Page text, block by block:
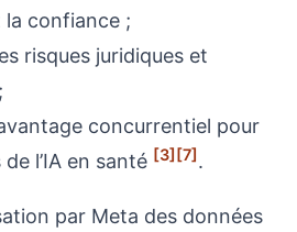
confiance ;
risques juridiques et
concurrentiel pour
l’IA en santé [3][7].
par Meta des données